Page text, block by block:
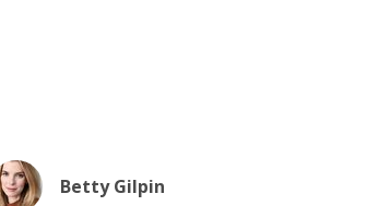
Betty Gilpin